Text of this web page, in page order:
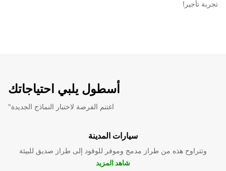
تجربة تأجير!
أسطول يلبي احتياجاتك
"اغتنم الفرصة لاختبار النماذج الجديدة
سيارات المدينة
وتتراوح هذه من طراز مدمج وموفر للوقود إلى طراز صديق للبيئة
شاهد المزيد